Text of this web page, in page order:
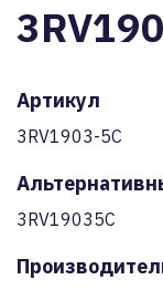
Артикул
3RV1903-5C
3RV19035C